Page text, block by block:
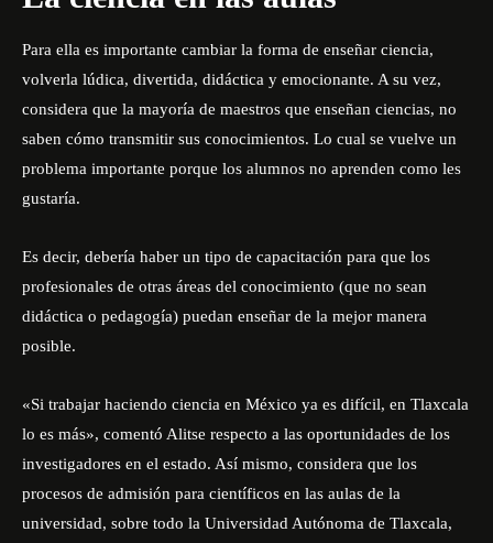
Para ella es importante cambiar la forma de enseñar ciencia,
volverla lúdica, divertida, didáctica y emocionante. A su vez,
considera que la mayoría de maestros que enseñan ciencias, no
saben cómo transmitir sus conocimientos. Lo cual se vuelve un
problema importante porque los alumnos no aprenden como les
gustaría.
Es decir, debería haber un tipo de capacitación para que los
profesionales de otras áreas del conocimiento (que no sean
didáctica o pedagogía) puedan enseñar de la mejor manera
posible.
«Si trabajar haciendo ciencia en México ya es difícil, en Tlaxcala
lo es más», comentó Alitse respecto a las oportunidades de los
investigadores en el estado. Así mismo, considera que los
procesos de admisión para científicos en las aulas de la
universidad, sobre todo la Universidad Autónoma de Tlaxcala,